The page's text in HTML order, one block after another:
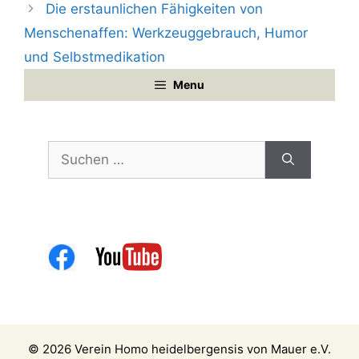
Die erstaunlichen Fähigkeiten von
Menschenaffen: Werkzeuggebrauch, Humor
und Selbstmedikation
Menu
Suchen
nach:
© 2026 Verein Homo heidelbergensis von Mauer e.V.